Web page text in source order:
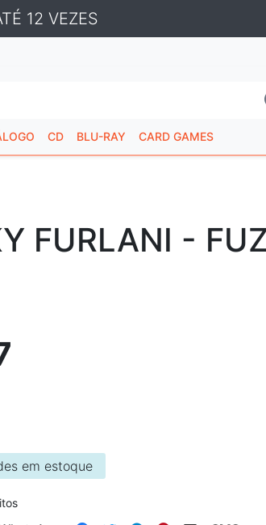
12 VEZES
CD BLU-RAY CARD GAMES
FURLANI -
em estoque